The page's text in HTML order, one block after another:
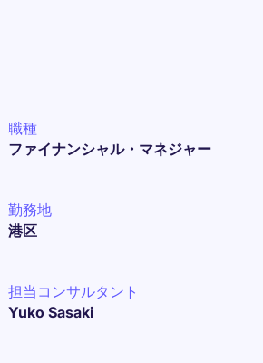
職種
ファイナンシャル・マネジャー
勤務地
港区
担当コンサルタント
Yuko Sasaki